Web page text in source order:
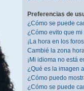
Preferencias de
¿Cómo se puede
¿Cómo evito que
¡La hora en los
Cambié la zona
¡Mi idioma no está
¿Qué es la imagen
¿Cómo puedo
¿Cómo se puede